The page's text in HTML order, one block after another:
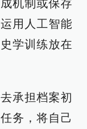
机制或保存
用人工智能
学训练放在
承担档案初
务，将自己